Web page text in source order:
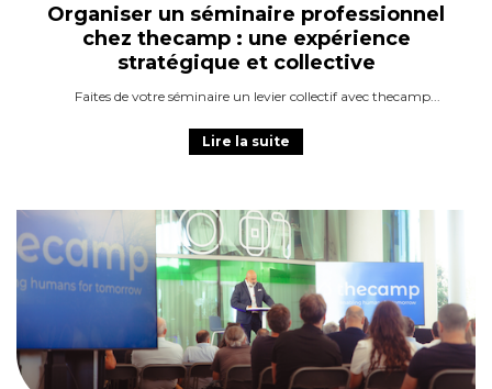
Organiser un séminaire professionnel
chez thecamp : une expérience
stratégique et collective
Faites de votre séminaire un levier collectif avec thecamp
Lire la suite